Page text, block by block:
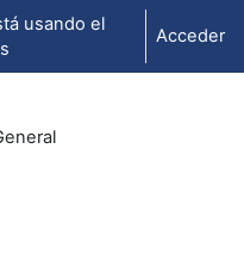
usando el
Acceder